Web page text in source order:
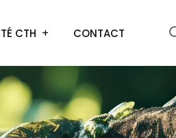
CTH CONTACT